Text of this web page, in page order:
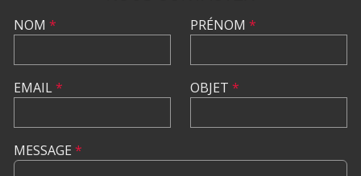
NOM *
EMAIL*
PRÉNOM *
OBJET *
MESSAGE *